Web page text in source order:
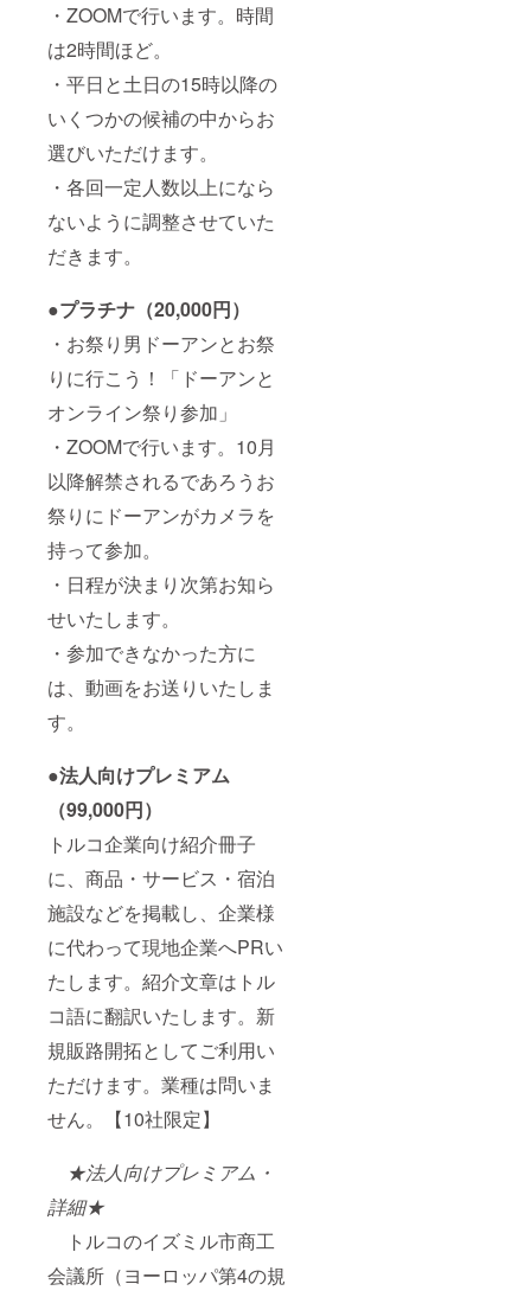
・ZOOMで行います。時間
は2時間ほど。
・平日と土日の15時以降の
いくつかの候補の中からお
選びいただけます。
・各回一定人数以上になら
ないように調整させていた
だきます。
●プラチナ（20,000円）
・お祭り男ドーアンとお祭
りに行こう！「ドーアンと
オンライン祭り参加」
・ZOOMで行います。10月
以降解禁されるであろうお
祭りにドーアンがカメラを
持って参加。
・日程が決まり次第お知ら
せいたします。
・参加できなかった方に
は、動画をお送りいたしま
す。
●法人向けプレミアム
（99,000円）
トルコ企業向け紹介冊子
に、商品・サービス・宿泊
施設などを掲載し、企業様
に代わって現地企業へPRい
たします。紹介文章はトル
コ語に翻訳いたします。新
規販路開拓としてご利用い
ただけます。業種は問いま
せん。【10社限定】
★法人向けプレミアム・
詳細★
トルコのイズミル市商工
会議所（ヨーロッパ第4の規